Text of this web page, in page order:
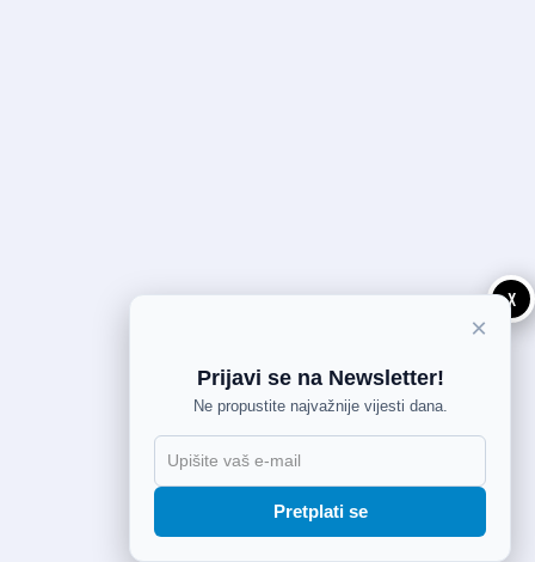
X
×
Prijavi se na Newsletter!
Ne propustite najvažnije vijesti dana.
Pretplati se